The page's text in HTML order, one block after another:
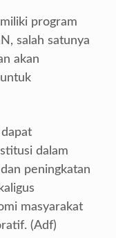
program
salah satunya
akan
dalam
peningkatan
masyarakat
(Adf)